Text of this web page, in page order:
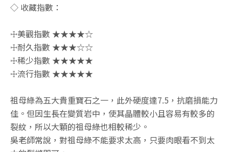
◇ 收藏指數：
☩美觀指數 ★★★★☆
☩耐久指數 ★★★☆☆
☩稀少指數 ★★★★★
☩流行指數 ★★★★★
祖母綠為五大貴重寶石之一，此外硬度達7.5，抗磨損能力
佳。但因生長在變質岩中，使其晶體較小且容易有較多的
裂紋，所以大顆的祖母綠也相較稀少。
吳老師常說，對祖母綠不能要求太高，只要肉眼看不到太